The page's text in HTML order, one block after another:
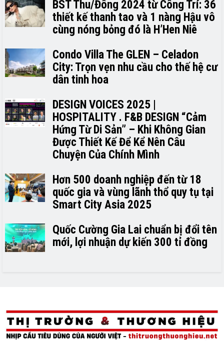
BST Thu/Đông 2024 từ Công Trí: 36
thiết kế thanh tao và 1 nàng Hậu vô
cùng nóng bỏng đó là H’H­­­­en Niê
Condo Villa The GLEN – Celadon
City: Trọn vẹn nhu cầu cho thế hệ cư
dân tinh hoa
DESIGN VOICES 2025 |
HOSPITALITY . F&B DESIGN “Cảm
Hứng Từ Di Sản” – Khi Không Gian
Được Thiết Kế Để Kể Nên Câu
Chuyện Của Chính Mình
Hơn 500 doanh nghiệp đến từ 18
quốc gia và vùng lãnh thổ quy tụ tại
Smart City Asia 2025
Quốc Cường Gia Lai chuẩn bị đổi tên
mới, lợi nhuận dự kiến 300 tỉ đồng